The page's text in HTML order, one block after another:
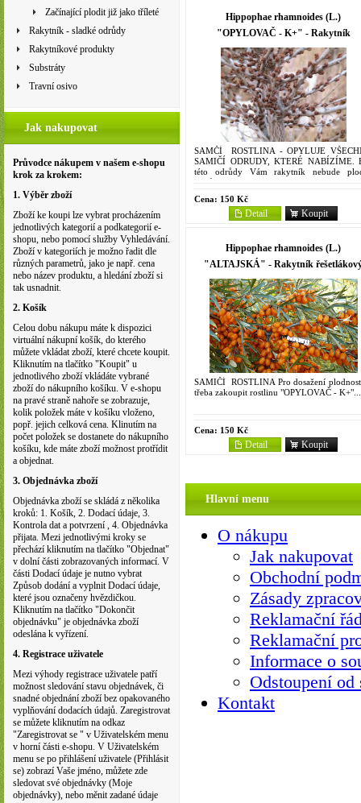
Začínající plodit již jako tříleté
Rakytník - sladké odrůdy
Rakytníkové produkty
Substráty
Travní osivo
Jak nakupovat
Průvodce nákupem v našem e-shopu
krok za krokem:
1. Výběr zboží
Zboží ke koupi lze vybrat procházením
jednotlivých kategorií a podkategorií e-
shopu, nebo pomocí služby Vyhledávání.
Zboží v kategoriích je možno řadit dle
různých parametrů, jako je např. cena
nebo název produktu, a hledání zboží si
tak usnadnit.
2. Košík
Celou dobu nákupu máte k dispozici
virtuální nákupní košík, do kterého
můžete vkládat zboží, které chcete koupit.
Kliknutím na tlačítko "Koupit" u
jednotlivého zboží vkládáte vybrané
zboží do nákupního košíku. V e-shopu
na pravé straně nahoře se zobrazuje,
kolik položek máte v košíku vloženo,
popř. jejich celková cena. Klinutím na
počet položek se dostanete do nákupního
košíku, kde máte zboží možnost protřídit
a objednat.
3. Objednávka zboží
Objednávka zboží se skládá z několika
kroků: 1. Košík, 2. Dodací údaje, 3.
Kontrola dat a potvrzení , 4. Objednávka
přijata. Mezi jednotlivými kroky se
přechází kliknutím na tlačítko "Objednat"
v dolní části zobrazovaných informací. V
části Dodací údaje je nutno vybrat
Způsob dodání a vyplnit Dodací údaje,
které jsou označeny hvězdičkou.
Kliknutím na tlačítko "Dokončit
objednávku" je objednávka zboží
odeslána k vyřízení.
4. Registrace uživatele
Mezi výhody registrace uživatele patří
možnost sledování stavu objednávek, či
snadné objednání zboží bez opakovaného
vyplňování dodacích údajů. Zaregistrovat
se můžete kliknutím na odkaz
"Zaregistrovat se " v Uživatelském menu
v horní části e-shopu. V Uživatelském
menu se po přihlášení uživatele (Přihlásit
se) zobrazí Vaše jméno, můžete zde
sledovat své objednávky (Moje
objednávky), nebo měnit zadané údaje
Hippophae rhamnoides (L.)
"OPYLOVAČ - K+" - Rakytník
řešetlákový
SAMČÍ ROSTLINA - OPYLUJE
SAMIČÍ ODRUDY, KTERÉ NABÍZÍME.
této odrůdy Vám rakytník nebude
Odrůda : K+ Velikost kontejneru : 9 x 9
Cena: 150 Kč
Koupit
Detail
Hippophae rhamnoides (L.)
"ALTAJSKÁ" - Rakytník
SAMIČÍ ROSTLINA Pro dosažení
třeba zakoupit rostlinu "OPYLOVAČ -
Cena: 150 Kč
Koupit
Detail
Hlavní menu
O nákupu
Jak nakupovat
Obchodní
Zásady
Reklamační
Reklamační
Informace o
Odstoupení
Kontakt